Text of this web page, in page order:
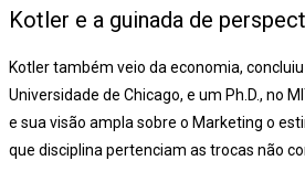
Kotler e a guinada de
Kotler também veio da economia,
Universidade de Chicago, e um Ph.D., no
e sua visão ampla sobre o Marketing o
que disciplina pertenciam as trocas não